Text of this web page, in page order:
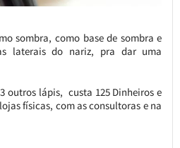
sombra, como base de sombra e
laterais do nariz, pra dar uma
outros lápis, custa 125 Dinheiros e
físicas, com as consultoras e na